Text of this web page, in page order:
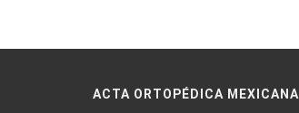
ACTA ORTOPÉDICA MEXICANA